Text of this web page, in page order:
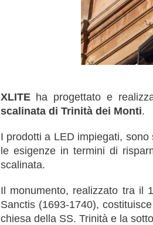
XLITEha progettato e
scalinata di Trinità dei Monti.
I prodotti a LED impiegati,
le esigenze in termini di
scalinata.
Il monumento, realizzato tra il
Sanctis (1693-1740),
chiesa della SS. Trinità e la